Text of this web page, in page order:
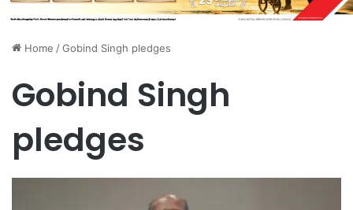
Home /Gobind Singh pledges
Gobind Singh
pledges